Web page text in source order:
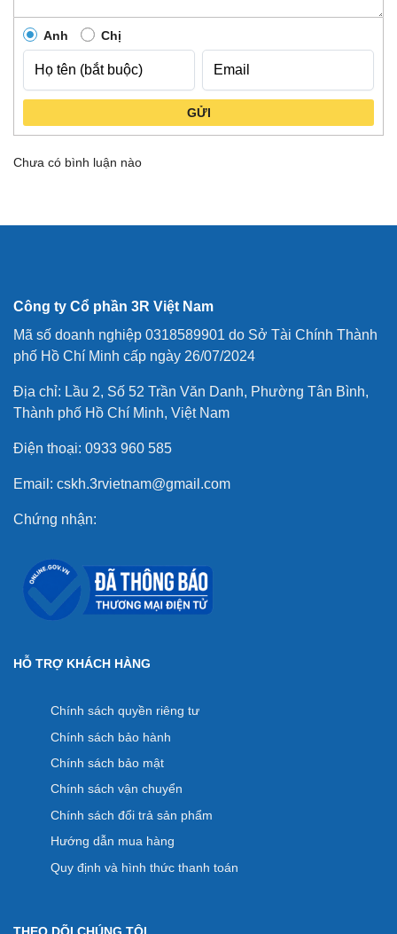
Anh Chị
GỬI
Chưa có bình luận nào
Công ty Cổ phần 3R Việt Nam
Mã số doanh nghiệp 0318589901 do Sở Tài Chính Thành
phố Hồ Chí Minh cấp ngày 26/07/2024
Địa chỉ: Lầu 2, Số 52 Trần Văn Danh, Phường Tân Bình,
Thành phố Hồ Chí Minh, Việt Nam
Điện thoại: 0933 960 585
Email: cskh.3rvietnam@gmail.com
Chứng nhận:
HỖ TRỢ KHÁCH HÀNG
Chính sách quyền riêng tư
Chính sách bảo hành
Chính sách bảo mật
Chính sách vận chuyển
Chính sách đổi trả sản phẩm
Hướng dẫn mua hàng
Quy định và hình thức thanh toán
THEO DÕI CHÚNG TÔI